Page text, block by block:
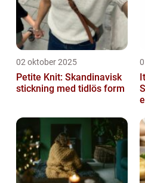
02 oktober 2025
Petite Knit: Skandinavisk
stickning med tidlös form